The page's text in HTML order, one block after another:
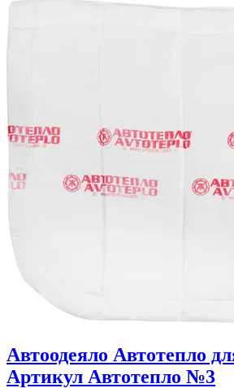
Автоодеяло Автотепло
Артикул Автотепло №3